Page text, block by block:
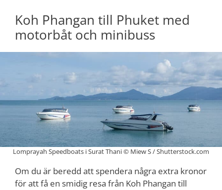
Koh Phangan till Phuket med
motorbåt och minibuss
Lomprayah Speedboats i Surat Thani © Miew S / Shutterstock.com
Om du är beredd att spendera några extra kronor
för att få en smidig resa från Koh Phangan till